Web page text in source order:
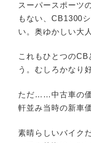
スーパースポーツ
もない、CB1300
い。奥ゆかしい大
これもひとつのCB
う。むしろかなり
ただ……中古車の
軒並み当時の新車
素晴らしいバイク